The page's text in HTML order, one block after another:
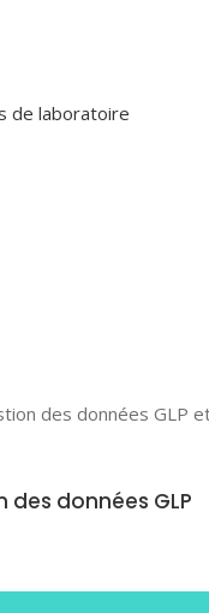
de laboratoire
données GLP